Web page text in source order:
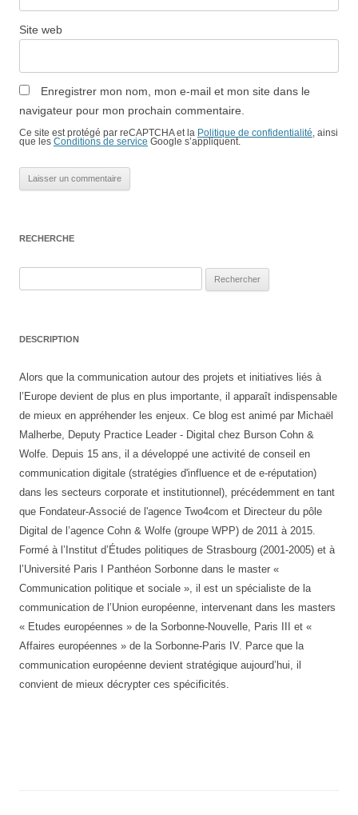
Site web
Enregistrer mon nom, mon e-mail et mon site dans le
navigateur pour mon prochain commentaire.
Ce site est protégé par reCAPTCHA et la Politique de confidentialité, ainsi
que les Conditions de service Google s’appliquent.
RECHERCHE
DESCRIPTION
Alors que la communication autour des projets et initiatives liés à
l’Europe devient de plus en plus importante, il apparaît indispensable
de mieux en appréhender les enjeux. Ce blog est animé par Michaël
Malherbe, Deputy Practice Leader - Digital chez Burson Cohn &
Wolfe. Depuis 15 ans, il a développé une activité de conseil en
communication digitale (stratégies d'influence et de e-réputation)
dans les secteurs corporate et institutionnel), précédemment en tant
que Fondateur-Associé de l'agence Two4com et Directeur du pôle
Digital de l’agence Cohn & Wolfe (groupe WPP) de 2011 à 2015.
Formé à l’Institut d’Études politiques de Strasbourg (2001-2005) et à
l’Université Paris I Panthéon Sorbonne dans le master «
Communication politique et sociale », il est un spécialiste de la
communication de l’Union européenne, intervenant dans les masters
« Etudes européennes » de la Sorbonne-Nouvelle, Paris III et «
Affaires européennes » de la Sorbonne-Paris IV. Parce que la
communication européenne devient stratégique aujourd’hui, il
convient de mieux décrypter ces spécificités.